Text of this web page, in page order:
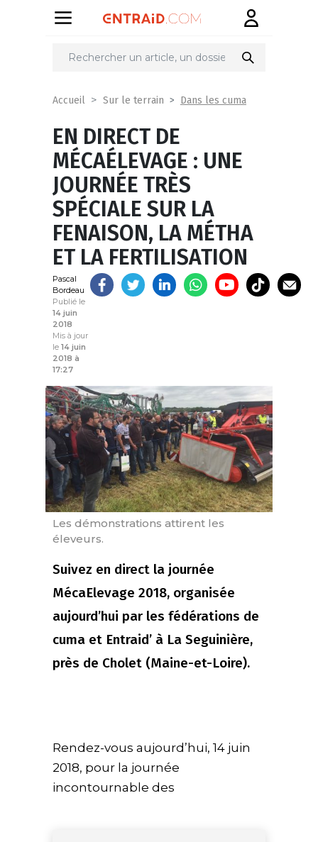
Partager
Accueil Sur le terrain Dans les cuma
EN DIRECT DE
MÉCAÉLEVAGE : UNE
JOURNÉE TRÈS
SPÉCIALE SUR LA
FENAISON, LA MÉTHA
ET LA FERTILISATION
Pascal
Bordeau
Publié le
14 juin
2018
Mis à jour
le 14 juin
2018 à
17:27
Les démonstrations attirent les
éleveurs.
Suivez en direct la journée
MécaElevage 2018, organisée
aujourd’hui par les fédérations de
cuma et Entraid’ à La Seguinière,
près de Cholet (Maine-et-Loire).
Rendez-vous aujourd’hui, 14 juin
2018, pour la journée
incontournable des